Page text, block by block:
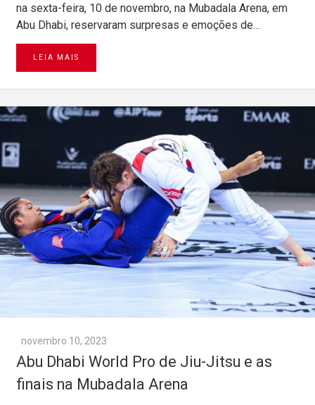
na sexta-feira, 10 de novembro, na Mubadala Arena, em
Abu Dhabi, reservaram surpresas e emoções de…
LEIA MAIS
novembro 10, 2023
Abu Dhabi World Pro de Jiu-Jitsu e as
finais na Mubadala Arena